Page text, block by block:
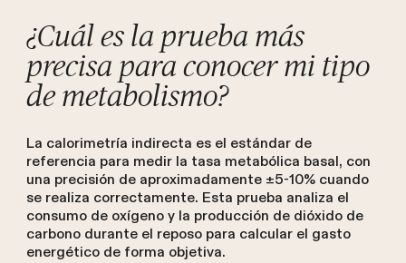
¿Cuál es la prueba más
precisa para conocer mi tipo
de metabolismo?
La calorimetría indirecta es el estándar de
referencia para medir la tasa metabólica basal, con
una precisión de aproximadamente ±5-10% cuando
se realiza correctamente. Esta prueba analiza el
consumo de oxígeno y la producción de dióxido de
carbono durante el reposo para calcular el gasto
energético de forma objetiva.